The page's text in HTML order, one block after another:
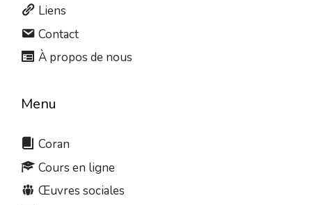
Liens
Contact
À propos de nous
Menu
Coran
Cours en ligne
Œuvres sociales